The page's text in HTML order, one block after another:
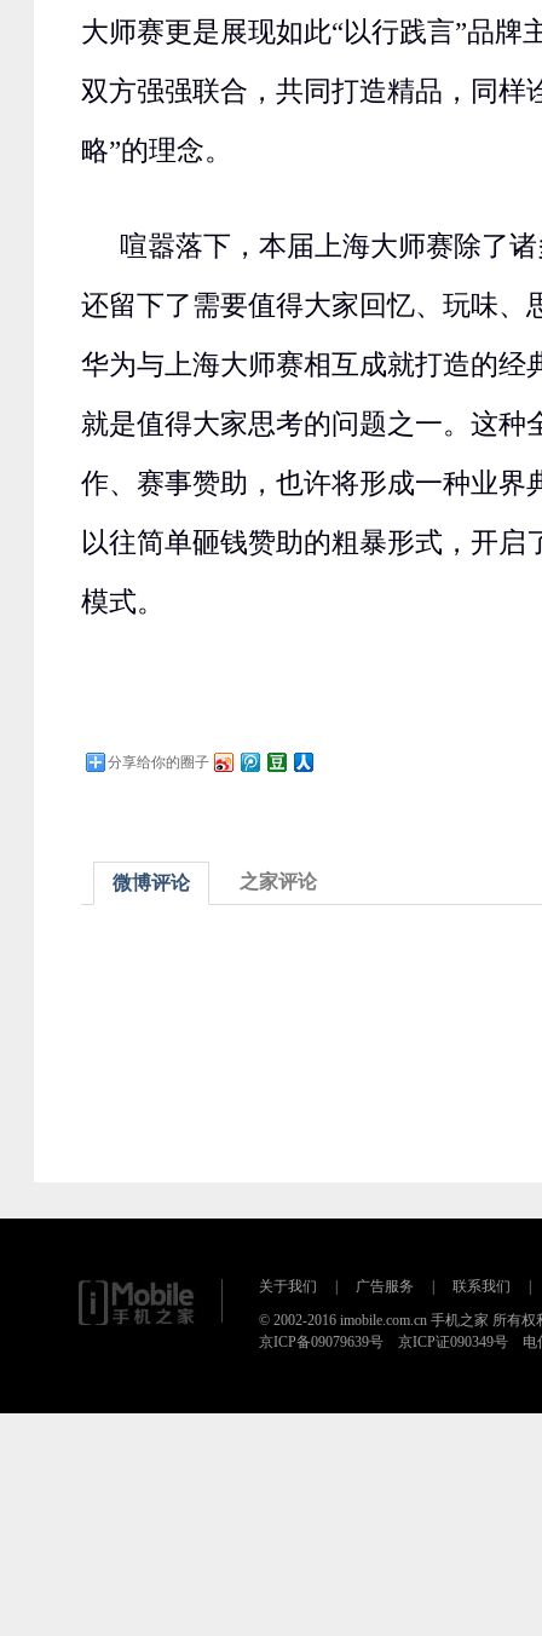
大师赛更是展现如此“以行践言”品牌
双方强强联合，共同打造精品，同样
略”的理念。
喧嚣落下，本届上海大师赛除了
还留下了需要值得大家回忆、玩味、
华为与上海大师赛相互成就打造的经
就是值得大家思考的问题之一。这种
作、赛事赞助，也许将形成一种业界
以往简单砸钱赞助的粗暴形式，开启
模式。
分享给你的圈子
微博评论 之家评论
关于我们 广告服务 联系我们
© 2002-2016 imobile.com.cn 手机之家 所有权
京ICP备09079639号 京ICP证090349号 电